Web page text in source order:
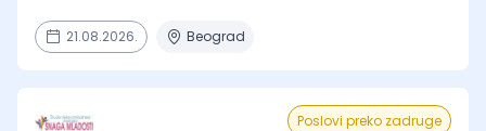
21.08.2026. Beograd
Poslovi preko zadruge